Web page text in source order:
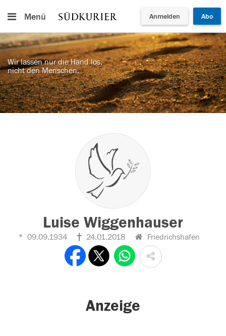
Menü Anmelden Abo
Wir lassen nur die Hand los,
nicht den Menschen.
Luise Wiggenhauser
09.09.1934 24.01.2018 Friedrichshafen
Anzeige